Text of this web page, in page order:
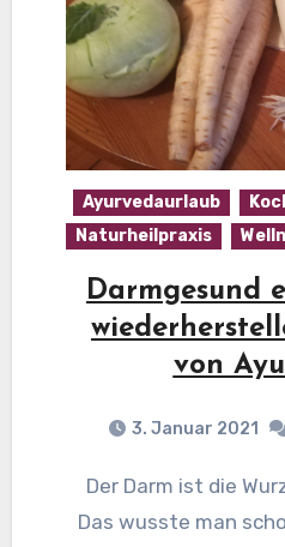
Ayurvedaurlaub
Naturheilpraxis
Darmgesund
von
3. Januar 2021
Der Darm ist die Wurzel des Menschen.
Das wusste man